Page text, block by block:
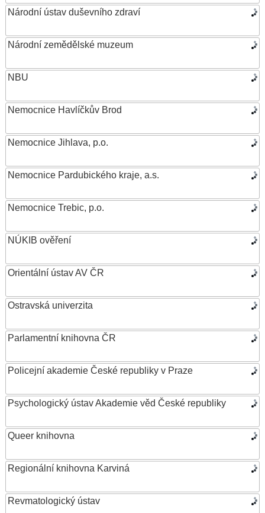
Národní ústav duševního zdraví
Národní zemědělské muzeum
NBU
Nemocnice Havlíčkův Brod
Nemocnice Jihlava, p.o.
Nemocnice Pardubického kraje, a.s.
Nemocnice Trebic, p.o.
NÚKIB ověření
Orientální ústav AV ČR
Ostravská univerzita
Parlamentní knihovna ČR
Policejní akademie České republiky v Praze
Psychologický ústav Akademie věd České republiky
Queer knihovna
Regionální knihovna Karviná
Revmatologický ústav